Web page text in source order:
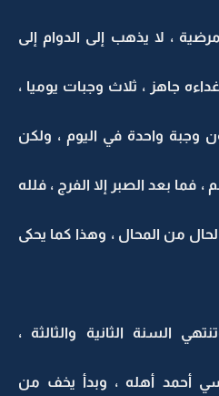
، لا يذهب إلى الدوام إلى
جاهز ، ثلاث وجبات يوميا ،
وجبة واحدة في اليوم ، ولكن
فما بعد الصبر إلا الفرج ، فلله
من المحال ، وهذا كما يحكى
السنة الثانية والثالثة ،
أحمد أهله ، وبدأ يخف من